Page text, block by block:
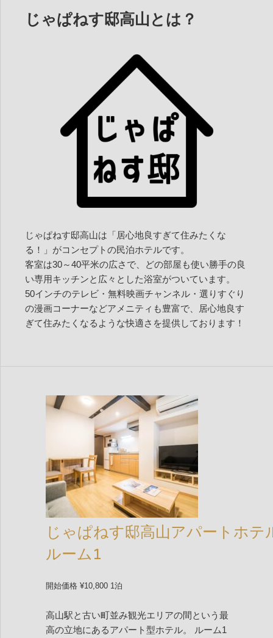
ーじゃぱねす邸高山とは？
じゃぱねす邸高山は「居心地良すぎて住みたくな
る！」がコンセプトの民泊ホテルです。
客室は30～40平米の広さで、どの部屋も使い勝手の良
い専用キッチンと広々とした浴室がついています。
50インチのテレビ・無料映画チャンネル・選りすぐり
の漫画コーナーなどアメニティも豊富で、居心地良す
ぎて住みたくなるような快適さを提供しております！
じゃぱねす邸高山アパートホテ
ルーム1
開始価格 ¥10,800 1泊
高山駅と古い町並み観光エリアの間という最
高の立地にあるアパート型ホテル。 ルーム1